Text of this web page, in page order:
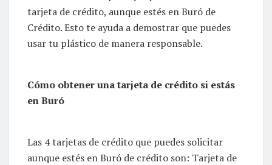
tarjeta de crédito, aunque estés en Buró de
Crédito. Esto te ayuda a demostrar que puedes
usar tu plástico de manera responsable.
Cómo obtener una tarjeta de crédito si estás
en Buró
Las 4 tarjetas de crédito que puedes solicitar
aunque estés en Buró de crédito son: Tarjeta de